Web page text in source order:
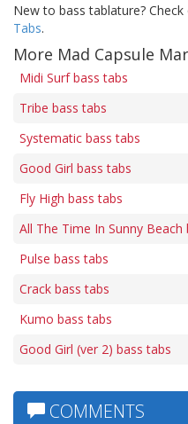
New to bass tablature?
Tabs.
More Mad Capsule
Midi Surf bass tabs
Tribe bass tabs
Systematic bass tabs
Good Girl bass tabs
Fly High bass tabs
All The Time In Sunny Beach
Pulse bass tabs
Crack bass tabs
Kumo bass tabs
Good Girl (ver 2) bass tabs
COMMENTS